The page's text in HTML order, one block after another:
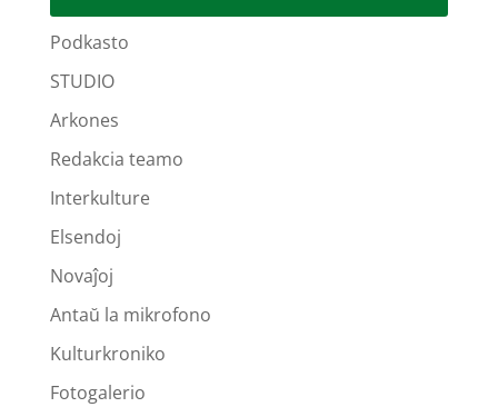
Podkasto
STUDIO
Arkones
Redakcia teamo
Interkulture
Elsendoj
Novaĵoj
Antaŭ la mikrofono
Kulturkroniko
Fotogalerio